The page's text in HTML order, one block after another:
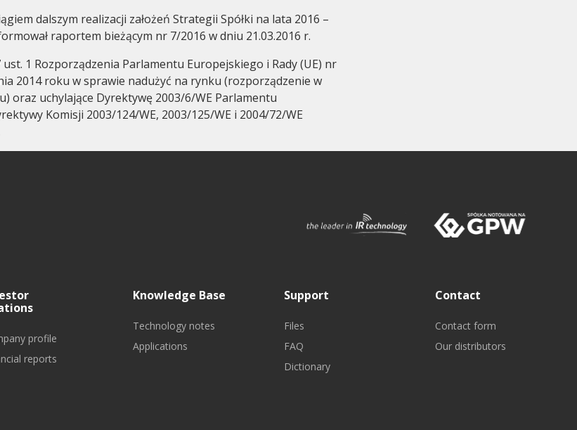
dalszym realizacji założeń Strategii Spółki na lata 2016 –
raportem bieżącym nr 7/2016 w dniu 21.03.2016 r.
1 Rozporządzenia Parlamentu Europejskiego i Rady (UE) nr
2014 roku w sprawie nadużyć na rynku (rozporządzenie w
oraz uchylające Dyrektywę 2003/6/WE Parlamentu
Komisji 2003/124/WE, 2003/125/WE i 2004/72/WE
profile
reports
Knowledge Base
Technology notes
Applications
Support
Files
FAQ
Dictionary
Contact
Contact form
Our distributors